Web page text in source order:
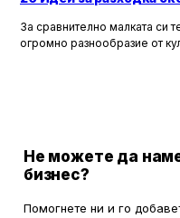
За сравнително малката си
огромно разнообразие от
Не можете да
бизнес?
Помогнете ни и го